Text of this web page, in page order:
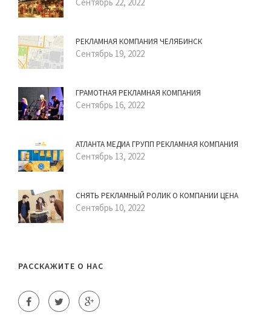
РЕКЛАМНАЯ КОМПАНИЯ ЧЕЛЯБИНСК
Сентябрь 19, 2022
ГРАМОТНАЯ РЕКЛАМНАЯ КОМПАНИЯ
Сентябрь 16, 2022
АТЛАНТА МЕДИА ГРУПП РЕКЛАМНАЯ КОМПАНИЯ
Сентябрь 13, 2022
СНЯТЬ РЕКЛАМНЫЙ РОЛИК О КОМПАНИИ ЦЕНА
Сентябрь 10, 2022
РАССКАЖИТЕ О НАС